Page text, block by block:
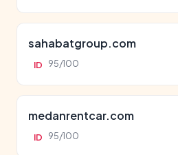
sahabatgroup.com
ID 95/100
medanrentcar.com
ID 95/100